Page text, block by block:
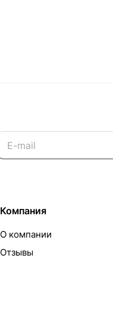
Компания
О компании
Отзывы